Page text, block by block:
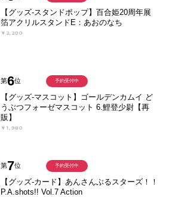
【グッズ-スタンドポップ】百合姫20周年展
箔アクリルスタンドE：あおのなち
￥2,200
第6位
【グッズ-マスコット】ゴールデンカムイ ど
うぶつフォーゼマスコット 6.鯉登少尉【再
販】
￥1,980
予約受付中
第7位
【グッズ-カード】あんさんぶるスターズ！！
P.A.shots!! Vol.7 Action
予約受付中